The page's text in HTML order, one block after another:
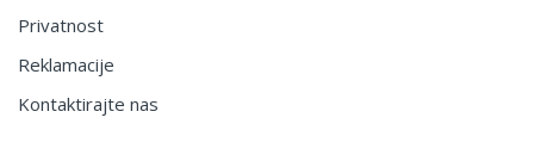
Privatnost
Reklamacije
Kontaktirajte nas